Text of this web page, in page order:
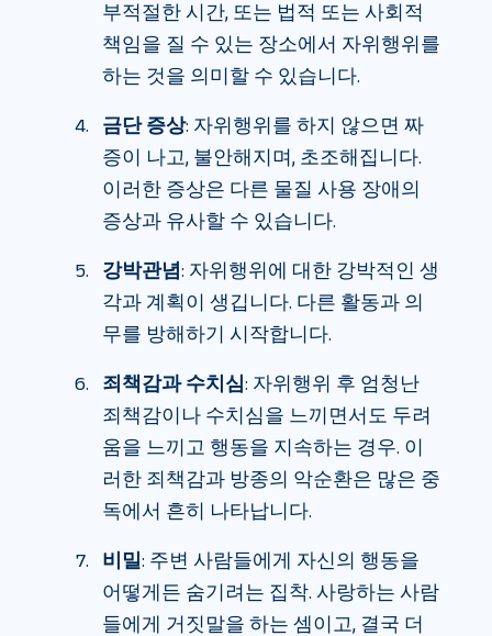
부적절한 시간, 또는 법적 또는 사회적
책임을 질 수 있는 장소에서 자위행위를
하는 것을 의미할 수 있습니다.
금단 증상: 자위행위를 하지 않으면 짜
증이 나고, 불안해지며, 초조해집니다.
이러한 증상은 다른 물질 사용 장애의
증상과 유사할 수 있습니다.
강박관념: 자위행위에 대한 강박적인 생
각과 계획이 생깁니다. 다른 활동과 의
무를 방해하기 시작합니다.
죄책감과 수치심: 자위행위 후 엄청난
죄책감이나 수치심을 느끼면서도 두려
움을 느끼고 행동을 지속하는 경우. 이
러한 죄책감과 방종의 악순환은 많은 중
독에서 흔히 나타납니다.
비밀: 주변 사람들에게 자신의 행동을
어떻게든 숨기려는 집착. 사랑하는 사람
들에게 거짓말을 하는 셈이고, 결국 더